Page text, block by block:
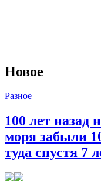
Новое
Разное
100 лет назад
моря забыли
туда спустя 7